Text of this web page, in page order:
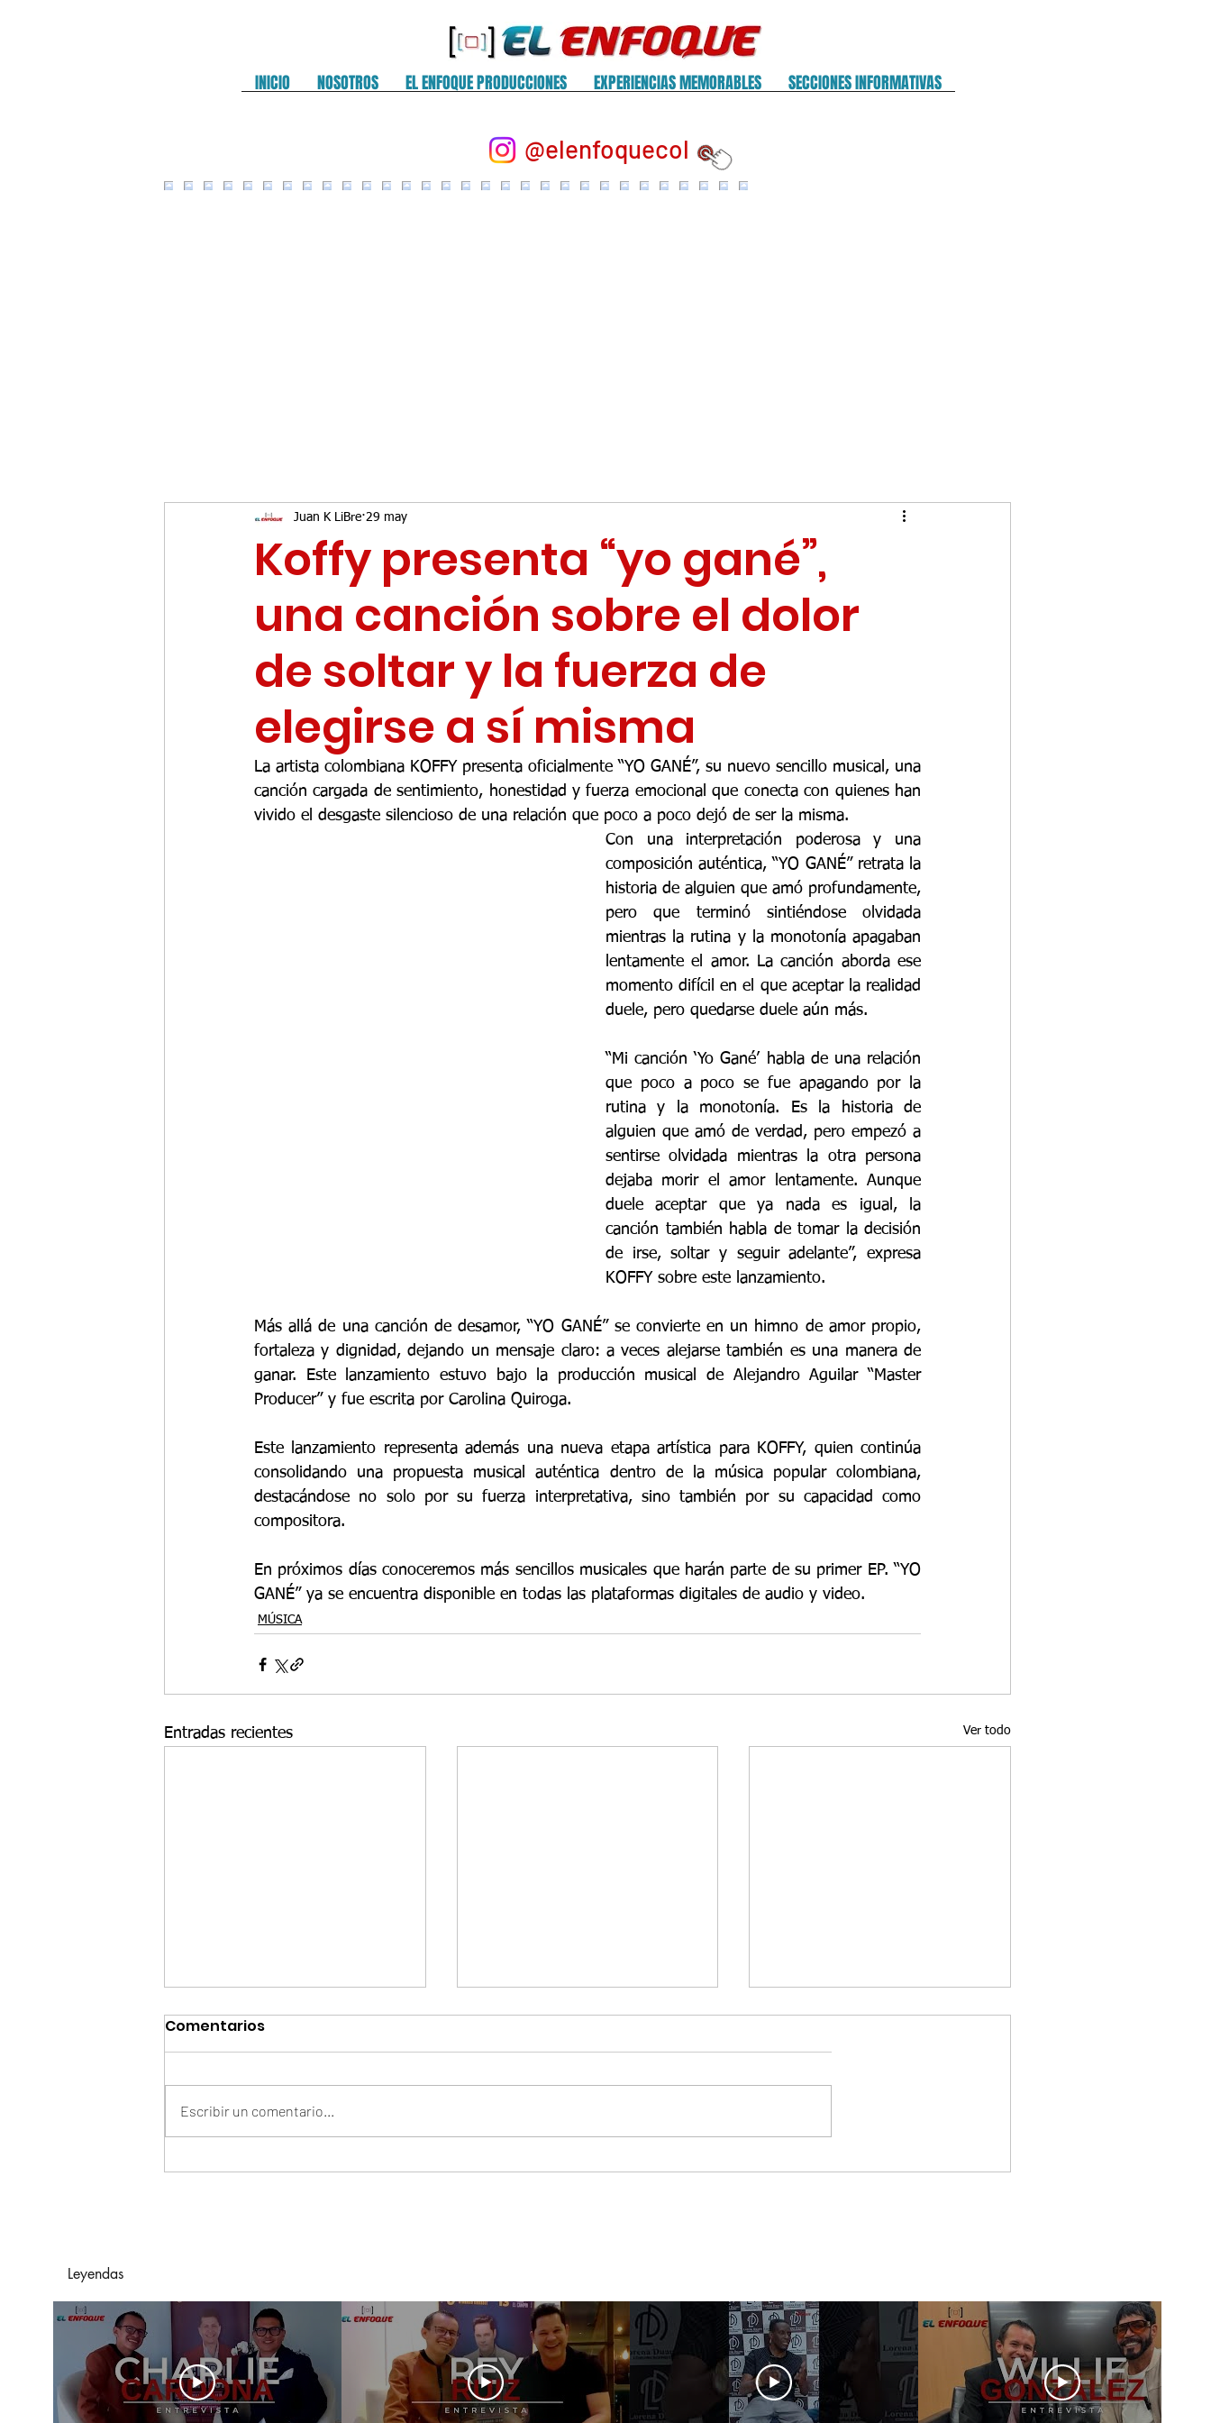
INICIO NOSOTROS EL ENFOQUE PRODUCCIONES EXPERIENCIAS MEMORABLES SECCIONES INFORMATIVAS
@elenfoquecol
Koffy presenta “yo gané”,
una canción sobre el dolor
de soltar y la fuerza de
elegirse a sí misma
Juan K LiBre 29 may
La artista colombiana KOFFY presenta oficialmente “YO GANÉ”, su nuevo sencillo musical, una
canción cargada de sentimiento, honestidad y fuerza emocional que conecta con quienes han
vivido el desgaste silencioso de una relación que poco a poco dejó de ser la misma.
Con una interpretación poderosa y una
composición auténtica, “YO GANÉ” retrata la
historia de alguien que amó profundamente,
pero que terminó sintiéndose olvidada
mientras la rutina y la monotonía apagaban
lentamente el amor. La canción aborda ese
momento difícil en el que aceptar la realidad
duele, pero quedarse duele aún más.
“Mi canción ‘Yo Gané’ habla de una relación
que poco a poco se fue apagando por la
rutina y la monotonía. Es la historia de
alguien que amó de verdad, pero empezó a
sentirse olvidada mientras la otra persona
dejaba morir el amor lentamente. Aunque
duele aceptar que ya nada es igual, la
canción también habla de tomar la decisión
de irse, soltar y seguir adelante”, expresa
KOFFY sobre este lanzamiento.
Más allá de una canción de desamor, “YO GANÉ” se convierte en un himno de amor propio,
fortaleza y dignidad, dejando un mensaje claro: a veces alejarse también es una manera de
ganar. Este lanzamiento estuvo bajo la producción musical de Alejandro Aguilar “Master
Producer” y fue escrita por Carolina Quiroga.
Este lanzamiento representa además una nueva etapa artística para KOFFY, quien continúa
consolidando una propuesta musical auténtica dentro de la música popular colombiana,
destacándose no solo por su fuerza interpretativa, sino también por su capacidad como
compositora.
En próximos días conoceremos más sencillos musicales que harán parte de su primer EP. “YO
GANÉ” ya se encuentra disponible en todas las plataformas digitales de audio y video.
MÚSICA
Entradas recientes Ver todo
Arelys Henao Y Grupo
Jessi Uribe pregunta lo
Maca & Gero, los artistas
Comentarios
Escribir un comentario...
Leyendas